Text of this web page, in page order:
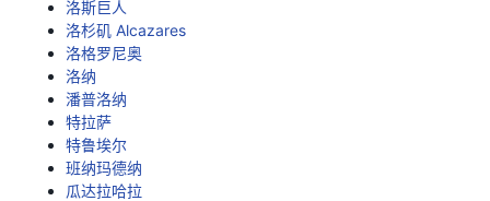
洛斯巨人
洛杉矶 Alcazares
洛格罗尼奥
洛纳
潘普洛纳
特拉萨
特鲁埃尔
班纳玛德纳
瓜达拉哈拉